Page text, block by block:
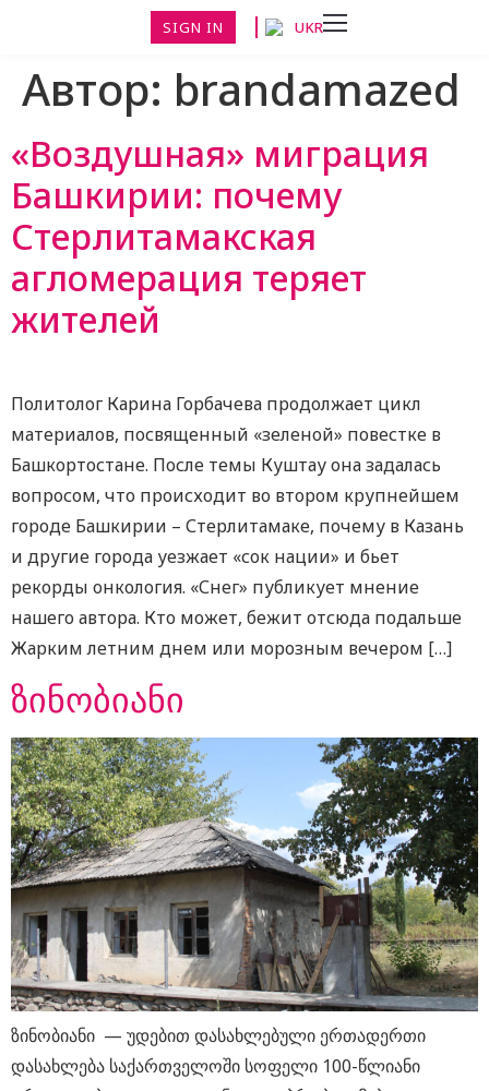
SIGN IN UKR
Автор: brandamazed
«Воздушная» миграция
Башкирии: почему
Стерлитамакская
агломерация теряет
жителей
Политолог Карина Горбачева продолжает цикл
материалов, посвященный «зеленой» повестке в
Башкортостане. После темы Куштау она задалась
вопросом, что происходит во втором крупнейшем
городе Башкирии – Стерлитамаке, почему в Казань
и другие города уезжает «сок нации» и бьет
рекорды онкология. «Снег» публикует мнение
нашего автора. Кто может, бежит отсюда подальше
Жарким летним днем или морозным вечером […]
ზინობიანი
ზინობიანი — უდებით დასახლებული ერთადერთი
დასახლება საქართველოში სოფელი 100-წლიანი